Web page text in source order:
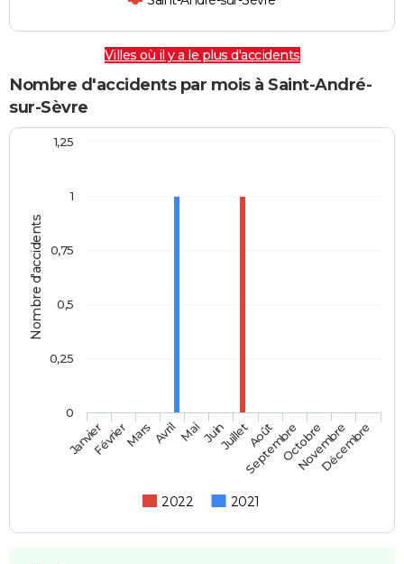
Villes où il y a le plus d'accidents
Nombre d'accidents par mois à Saint-André-
sur-Sèvre
Nombre d'accidents
2022 2021
JanvierFévrierMars AvrilMaiJuinJuilletAoût
SeptembreOctobre
Novembre
Décembre
0
1
0,25
0,5
0,75
1,25